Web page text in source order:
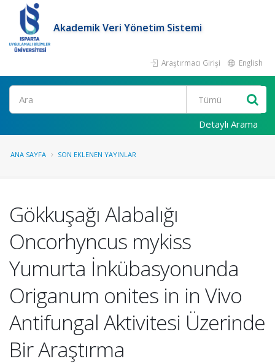
Akademik Veri Yönetim Sistemi
Araştırmacı Girişi English
Ara
Detaylı Arama
ANA SAYFA SON EKLENEN YAYINLAR
Gökkuşağı Alabalığı
Oncorhyncus mykiss
Yumurta İnkübasyonunda
Origanum onites in in Vivo
Antifungal Aktivitesi Üzerinde
Bir Araştırma